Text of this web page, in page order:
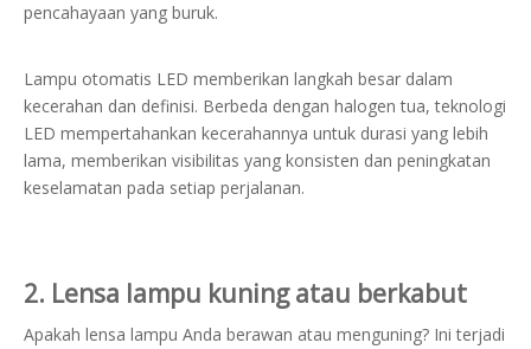
pencahayaan yang buruk.
Lampu otomatis LED memberikan langkah besar dalam
kecerahan dan definisi. Berbeda dengan halogen tua, teknologi
LED mempertahankan kecerahannya untuk durasi yang lebih
lama, memberikan visibilitas yang konsisten dan peningkatan
keselamatan pada setiap perjalanan.
2. Lensa lampu kuning atau berkabut
Apakah lensa lampu Anda berawan atau menguning? Ini terjadi